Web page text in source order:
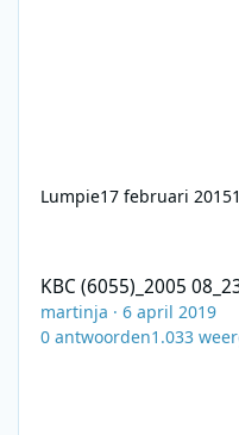
Lumpie17 februari 2015
KBC (6055)_2005
martinja ·6 april 2019
0 antwoorden1.033